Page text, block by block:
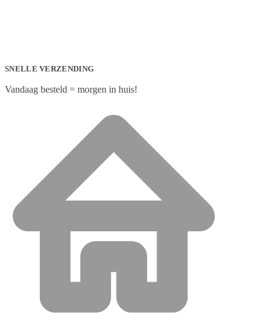
SNELLE VERZENDING
Vandaag besteld = morgen in huis!